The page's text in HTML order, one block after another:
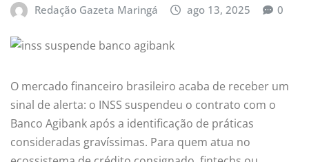
Redação Gazeta Maringá ago 13, 2025 0
O mercado financeiro brasileiro acaba de receber um
sinal de alerta: o INSS suspendeu o contrato com o
Banco Agibank após a identificação de práticas
consideradas gravíssimas. Para quem atua no